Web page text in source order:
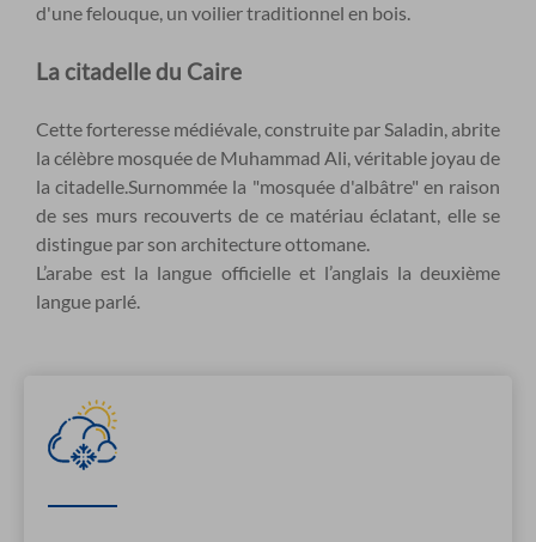
d'une felouque, un voilier traditionnel en bois.
La citadelle du Caire
Cette forteresse médiévale, construite par Saladin, abrite
la célèbre mosquée de Muhammad Ali, véritable joyau de
la citadelle.Surnommée la "mosquée d'albâtre" en raison
de ses murs recouverts de ce matériau éclatant, elle se
distingue par son architecture ottomane.
L’arabe est la langue officielle et l’anglais la deuxième
langue parlé.